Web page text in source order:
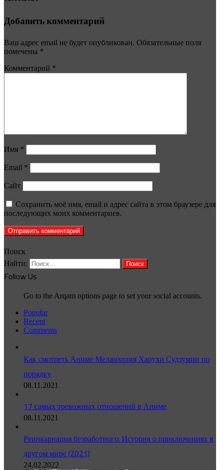
Добавить комментарий
Ваш адрес email не будет опубликован. Обязательные поля
помечены *
Комментарий *
Имя *
Email *
Сайт
Сохранить моё имя, email и адрес сайта в этом браузере для
последующих моих комментариев.
Поиск
Найти:
Follow Us
Go to the Arqam options page to set your social accounts.
Popular
Recent
Comments
Как смотреть Аниме Меланхолия Харухи Судзумии по
порядку
08.11.2021
17 самых тревожных отношений в Аниме
08.11.2021
Реинкарнация безработного: История о приключениях в
другом мире (2021)
24.02.2022